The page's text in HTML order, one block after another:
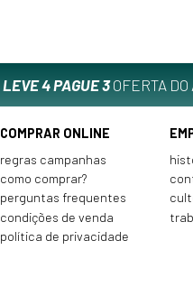
LEVE 4 PAGUE 3OFERTA
COMPRAR ONLINE
regras campanhas
como comprar?
perguntas frequentes
condições de venda
política de privacidade